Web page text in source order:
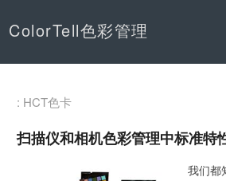
ColorTell色彩管理
: HCT色卡
扫描仪和相机色彩管理中标准特
我们都